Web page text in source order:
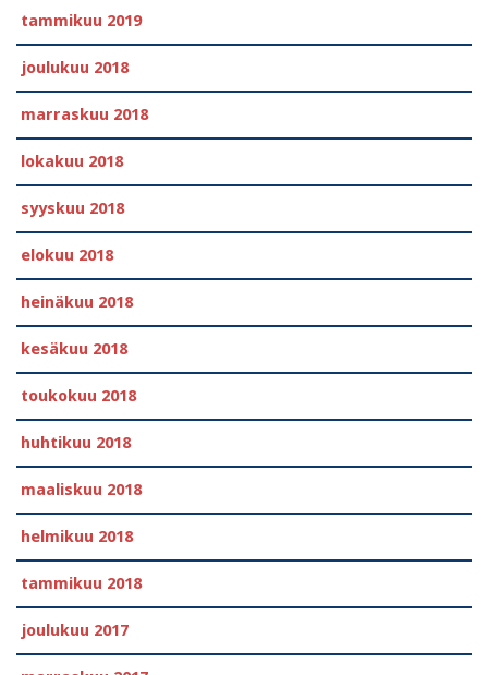
tammikuu 2019
joulukuu 2018
marraskuu 2018
lokakuu 2018
syyskuu 2018
elokuu 2018
heinäkuu 2018
kesäkuu 2018
toukokuu 2018
huhtikuu 2018
maaliskuu 2018
helmikuu 2018
tammikuu 2018
joulukuu 2017